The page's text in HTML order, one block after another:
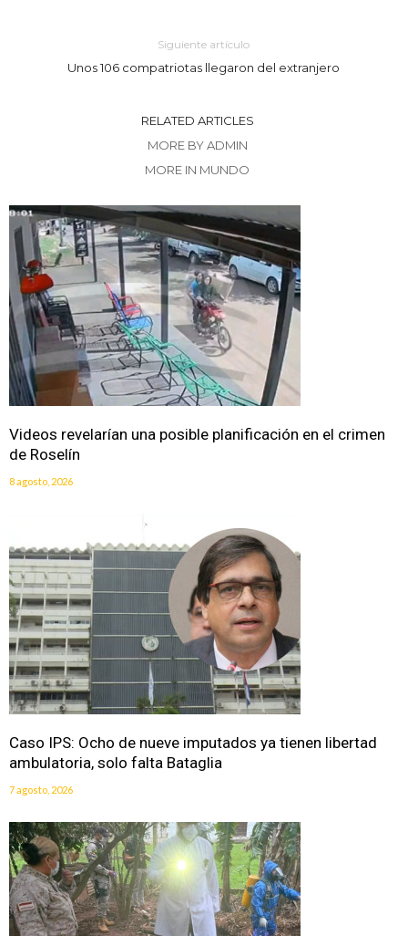
Siguiente artículo
Unos 106 compatriotas llegaron del extranjero
RELATED ARTICLES
MORE BY ADMIN
MORE IN MUNDO
Videos revelarían una posible planificación en el crimen
de Roselín
8 agosto, 2026
Caso IPS: Ocho de nueve imputados ya tienen libertad
ambulatoria, solo falta Bataglia
7 agosto, 2026